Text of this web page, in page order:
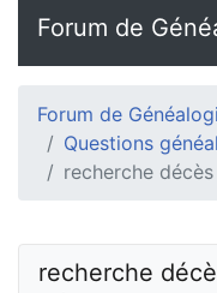
Forum de
Forum de
Questions
recherche
recherche